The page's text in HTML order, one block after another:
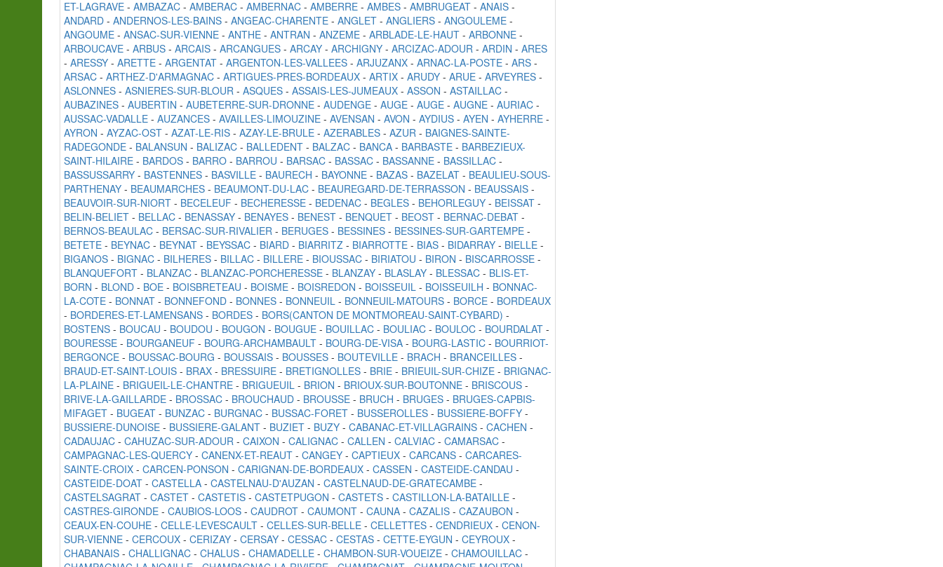
ET-LAGRAVE - AMBAZAC - AMBERAC - AMBERNAC - AMBERRE - AMBES - AMBRUGEAT - ANAIS -
ANDARD - ANDERNOS-LES-BAINS - ANGEAC-CHARENTE - ANGLET - ANGLIERS - ANGOULEME -
ANGOUME - ANSAC-SUR-VIENNE - ANTHE - ANTRAN - ANZEME - ARBLADE-LE-HAUT - ARBONNE -
ARBOUCAVE - ARBUS - ARCAIS - ARCANGUES - ARCAY - ARCHIGNY - ARCIZAC-ADOUR - ARDIN - ARES
- ARESSY - ARETTE - ARGENTAT - ARGENTON-LES-VALLEES - ARJUZANX - ARNAC-LA-POSTE - ARS -
ARSAC - ARTHEZ-D'ARMAGNAC - ARTIGUES-PRES-BORDEAUX - ARTIX - ARUDY - ARUE - ARVEYRES -
ASLONNES - ASNIERES-SUR-BLOUR - ASQUES - ASSAIS-LES-JUMEAUX - ASSON - ASTAILLAC -
AUBAZINES - AUBERTIN - AUBETERRE-SUR-DRONNE - AUDENGE - AUGE - AUGE - AUGNE - AURIAC -
AUSSAC-VADALLE - AUZANCES - AVAILLES-LIMOUZINE - AVENSAN - AVON - AYDIUS - AYEN - AYHERRE -
AYRON - AYZAC-OST - AZAT-LE-RIS - AZAY-LE-BRULE - AZERABLES - AZUR - BAIGNES-SAINTE-
RADEGONDE - BALANSUN - BALIZAC - BALLEDENT - BALZAC - BANCA - BARBASTE - BARBEZIEUX-
SAINT-HILAIRE - BARDOS - BARRO - BARROU - BARSAC - BASSAC - BASSANNE - BASSILLAC -
BASSUSSARRY - BASTENNES - BASVILLE - BAURECH - BAYONNE - BAZAS - BAZELAT - BEAULIEU-SOUS-
PARTHENAY - BEAUMARCHES - BEAUMONT-DU-LAC - BEAUREGARD-DE-TERRASSON - BEAUSSAIS -
BEAUVOIR-SUR-NIORT - BECELEUF - BECHERESSE - BEDENAC - BEGLES - BEHORLEGUY - BEISSAT -
BELIN-BELIET - BELLAC - BENASSAY - BENAYES - BENEST - BENQUET - BEOST - BERNAC-DEBAT -
BERNOS-BEAULAC - BERSAC-SUR-RIVALIER - BERUGES - BESSINES - BESSINES-SUR-GARTEMPE -
BETETE - BEYNAC - BEYNAT - BEYSSAC - BIARD - BIARRITZ - BIARROTTE - BIAS - BIDARRAY - BIELLE -
BIGANOS - BIGNAC - BILHERES - BILLAC - BILLERE - BIOUSSAC - BIRIATOU - BIRON - BISCARROSSE -
BLANQUEFORT - BLANZAC - BLANZAC-PORCHERESSE - BLANZAY - BLASLAY - BLESSAC - BLIS-ET-
BORN - BLOND - BOE - BOISBRETEAU - BOISME - BOISREDON - BOISSEUIL - BOISSEUILH - BONNAC-
LA-COTE - BONNAT - BONNEFOND - BONNES - BONNEUIL - BONNEUIL-MATOURS - BORCE - BORDEAUX
- BORDERES-ET-LAMENSANS - BORDES - BORS(CANTON DE MONTMOREAU-SAINT-CYBARD) -
BOSTENS - BOUCAU - BOUDOU - BOUGON - BOUGUE - BOUILLAC - BOULIAC - BOULOC - BOURDALAT -
BOURESSE - BOURGANEUF - BOURG-ARCHAMBAULT - BOURG-DE-VISA - BOURG-LASTIC - BOURRIOT-
BERGONCE - BOUSSAC-BOURG - BOUSSAIS - BOUSSES - BOUTEVILLE - BRACH - BRANCEILLES -
BRAUD-ET-SAINT-LOUIS - BRAX - BRESSUIRE - BRETIGNOLLES - BRIE - BRIEUIL-SUR-CHIZE - BRIGNAC-
LA-PLAINE - BRIGUEIL-LE-CHANTRE - BRIGUEUIL - BRION - BRIOUX-SUR-BOUTONNE - BRISCOUS -
BRIVE-LA-GAILLARDE - BROSSAC - BROUCHAUD - BROUSSE - BRUCH - BRUGES - BRUGES-CAPBIS-
MIFAGET - BUGEAT - BUNZAC - BURGNAC - BUSSAC-FORET - BUSSEROLLES - BUSSIERE-BOFFY -
BUSSIERE-DUNOISE - BUSSIERE-GALANT - BUZIET - BUZY - CABANAC-ET-VILLAGRAINS - CACHEN -
CADAUJAC - CAHUZAC-SUR-ADOUR - CAIXON - CALIGNAC - CALLEN - CALVIAC - CAMARSAC -
CAMPAGNAC-LES-QUERCY - CANENX-ET-REAUT - CANGEY - CAPTIEUX - CARCANS - CARCARES-
SAINTE-CROIX - CARCEN-PONSON - CARIGNAN-DE-BORDEAUX - CASSEN - CASTEIDE-CANDAU -
CASTEIDE-DOAT - CASTELLA - CASTELNAU-D'AUZAN - CASTELNAUD-DE-GRATECAMBE -
CASTELSAGRAT - CASTET - CASTETIS - CASTETPUGON - CASTETS - CASTILLON-LA-BATAILLE -
CASTRES-GIRONDE - CAUBIOS-LOOS - CAUDROT - CAUMONT - CAUNA - CAZALIS - CAZAUBON -
CEAUX-EN-COUHE - CELLE-LEVESCAULT - CELLES-SUR-BELLE - CELLETTES - CENDRIEUX - CENON-
SUR-VIENNE - CERCOUX - CERIZAY - CERSAY - CESSAC - CESTAS - CETTE-EYGUN - CEYROUX -
CHABANAIS - CHALLIGNAC - CHALUS - CHAMADELLE - CHAMBON-SUR-VOUEIZE - CHAMOUILLAC -